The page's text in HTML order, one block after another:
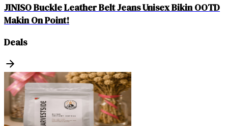
JINISO Buckle Leather Belt Jeans Unisex Bikin OOTD
Makin On Point!
Deals